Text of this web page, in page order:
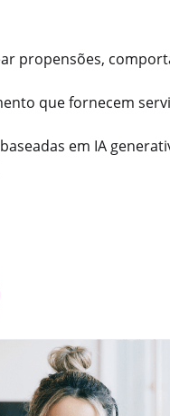
propensões,
que fornecem
em IA